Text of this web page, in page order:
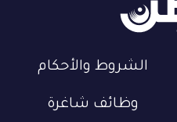
الشروط والأحكام
وظائف شاغرة